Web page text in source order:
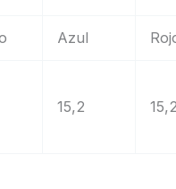
Azul
15,2